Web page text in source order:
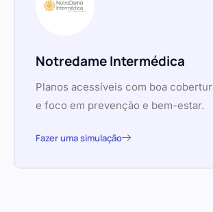
Notredame Intermédica
Planos acessíveis com boa
e foco em prevenção e bem-estar.
Fazer uma simulação